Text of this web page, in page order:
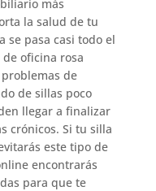
más
la salud de tu
se pasa casi todo el
oficina rosa
de
de sillas poco
llegar a finalizar
crónicos. Si tu silla
este tipo de
encontrarás
para que te